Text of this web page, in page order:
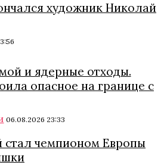
художник Николай
и ядерные отходы.
опасное на границе с
06.08.2026 23:33
стал чемпионом Европы